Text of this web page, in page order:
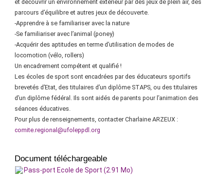
et découvrir un environnement extérieur par des jeux de plein air, des
parcours d’équilibre et autres jeux de découverte.
-Apprendre à se familiariser avec la nature
-Se familiariser avec l’animal (poney)
-Acquérir des aptitudes en terme d’utilisation de modes de
locomotion (vélo, rollers)
Un encadrement compétent et qualifié !
Les écoles de sport sont encadrées par des éducateurs sportifs
brevetés d’Etat, des titulaires d’un diplôme STAPS, ou des titulaires
d’un diplôme fédéral. Ils sont aidés de parents pour l’animation des
séances éducatives.
Pour plus de renseignements, contacter Charlaine ARZEUX :
comite.regional@ufoleppdl.org
Document téléchargeable
Pass-port Ecole de Sport (2.91 Mo)